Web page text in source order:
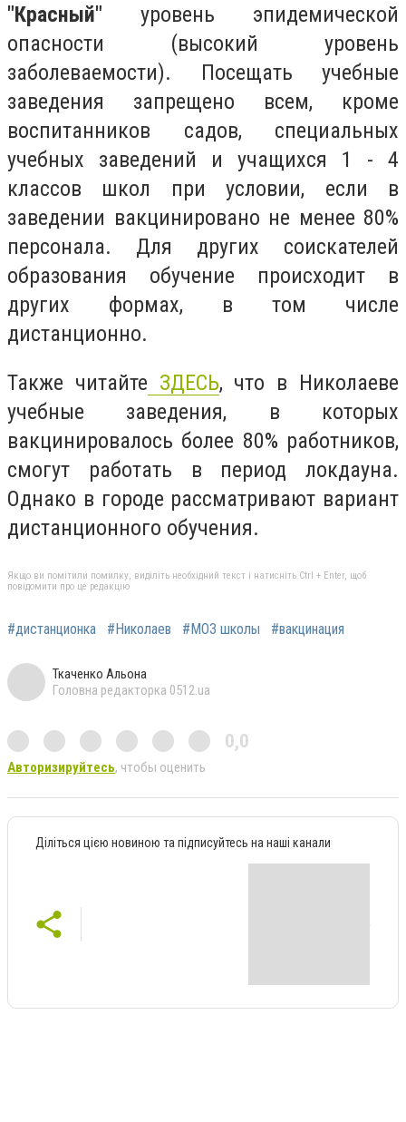
"Красный" уровень эпидемической
опасности (высокий уровень
заболеваемости). Посещать учебные
заведения запрещено всем, кроме
воспитанников садов, специальных
учебных заведений и учащихся 1 - 4
классов школ при условии, если в
заведении вакцинировано не менее 80%
персонала. Для других соискателей
образования обучение происходит в
других формах, в том числе
дистанционно.
Также читайте ЗДЕСЬ, что в Николаеве
учебные заведения, в которых
вакцинировалось более 80% работников,
смогут работать в период локдауна.
Однако в городе рассматривают вариант
дистанционного обучения.
Якщо ви помітили помилку, виділіть необхідний текст і натисніть Ctrl + Enter, щоб
повідомити про це редакцію
#дистанционка #Николаев #МОЗ школы #вакцинация
Ткаченко Альона
Головна редакторка 0512.ua
0,0
Авторизируйтесь, чтобы оценить
Діліться цією новиною та підписуйтесь на наші канали